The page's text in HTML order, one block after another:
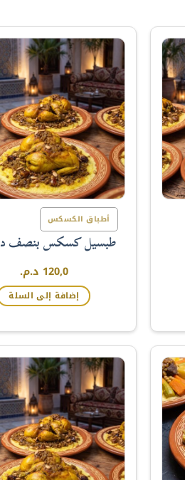
أطباق الكسكس
طبسيل كسكس بنصف
120,0 د.م.
إضافة إلى السلة